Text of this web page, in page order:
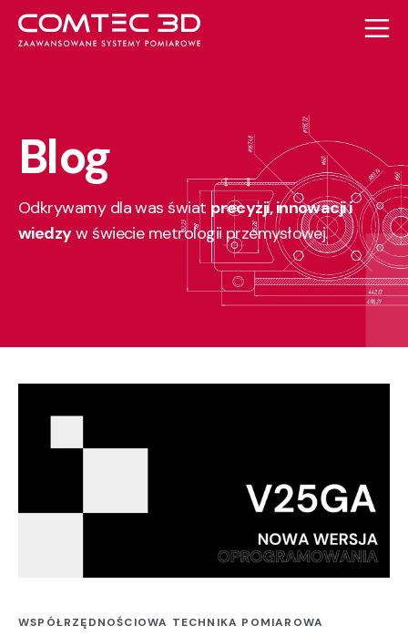
Blog
Odkrywamy dla was świat precyzji, innowacji i
wiedzyw świecie metrologii przemysłowej.
WSPÓŁRZĘDNOŚCIOWA TECHNIKA POMIAROWA